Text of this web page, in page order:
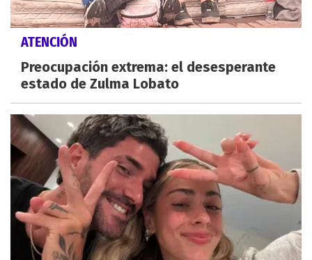
ATENCIÓN
Preocupación extrema: el desesperante
estado de Zulma Lobato